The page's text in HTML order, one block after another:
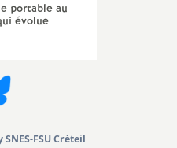
portable au
évolue